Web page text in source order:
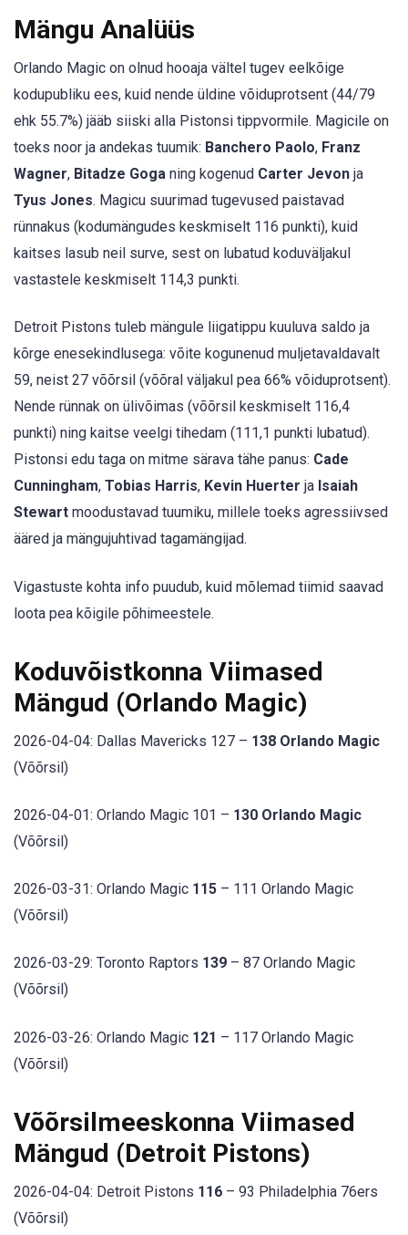
Mängu Analüüs
Orlando Magic on olnud hooaja vältel tugev eelkõige
kodupubliku ees, kuid nende üldine võiduprotsent (44/79
ehk 55.7%) jääb siiski alla Pistonsi tippvormile. Magicile on
toeks noor ja andekas tuumik: Banchero Paolo, Franz
Wagner, Bitadze Goga ning kogenud Carter Jevon ja
Tyus Jones. Magicu suurimad tugevused paistavad
rünnakus (kodumängudes keskmiselt 116 punkti), kuid
kaitses lasub neil surve, sest on lubatud koduväljakul
vastastele keskmiselt 114,3 punkti.
Detroit Pistons tuleb mängule liigatippu kuuluva saldo ja
kõrge enesekindlusega: võite kogunenud muljetavaldavalt
59, neist 27 võõrsil (võõral väljakul pea 66% võiduprotsent).
Nende rünnak on ülivõimas (võõrsil keskmiselt 116,4
punkti) ning kaitse veelgi tihedam (111,1 punkti lubatud).
Pistonsi edu taga on mitme särava tähe panus: Cade
Cunningham, Tobias Harris, Kevin Huerter ja Isaiah
Stewart moodustavad tuumiku, millele toeks agressiivsed
ääred ja mängujuhtivad tagamängijad.
Vigastuste kohta info puudub, kuid mõlemad tiimid saavad
loota pea kõigile põhimeestele.
Koduvõistkonna Viimased
Mängud (Orlando Magic)
2026-04-04: Dallas Mavericks 127 – 138 Orlando Magic
(Võõrsil)
2026-04-01: Orlando Magic 101 – 130 Orlando Magic
(Võõrsil)
2026-03-31: Orlando Magic 115 – 111 Orlando Magic
(Võõrsil)
2026-03-29: Toronto Raptors 139 – 87 Orlando Magic
(Võõrsil)
2026-03-26: Orlando Magic 121 – 117 Orlando Magic
(Võõrsil)
Võõrsilmeeskonna Viimased
Mängud (Detroit Pistons)
2026-04-04: Detroit Pistons 116 – 93 Philadelphia 76ers
(Võõrsil)